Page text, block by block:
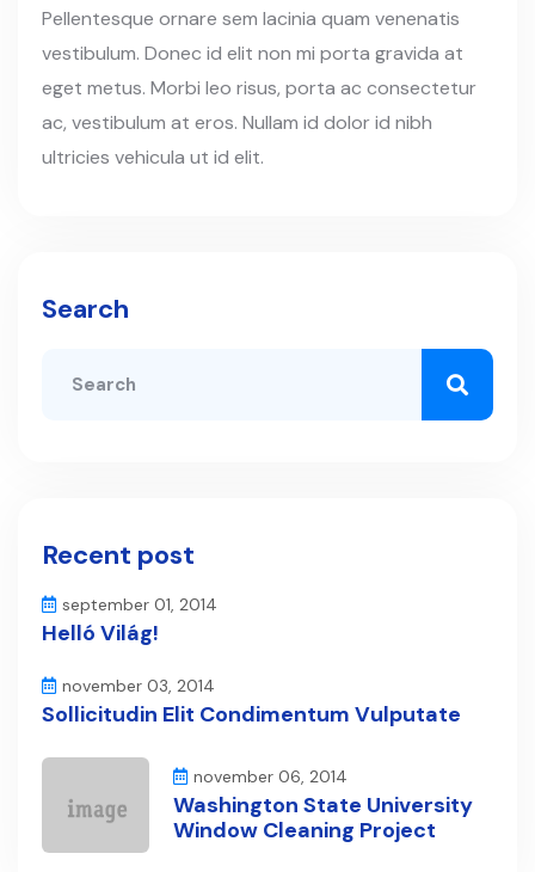
Pellentesque ornare sem lacinia quam venenatis
vestibulum. Donec id elit non mi porta gravida at
eget metus. Morbi leo risus, porta ac consectetur
ac, vestibulum at eros. Nullam id dolor id nibh
ultricies vehicula ut id elit.
Search
Recent post
september 01, 2014
Helló Világ!
november 03, 2014
Sollicitudin Elit Condimentum Vulputate
november 06, 2014
Washington State University
Window Cleaning Project